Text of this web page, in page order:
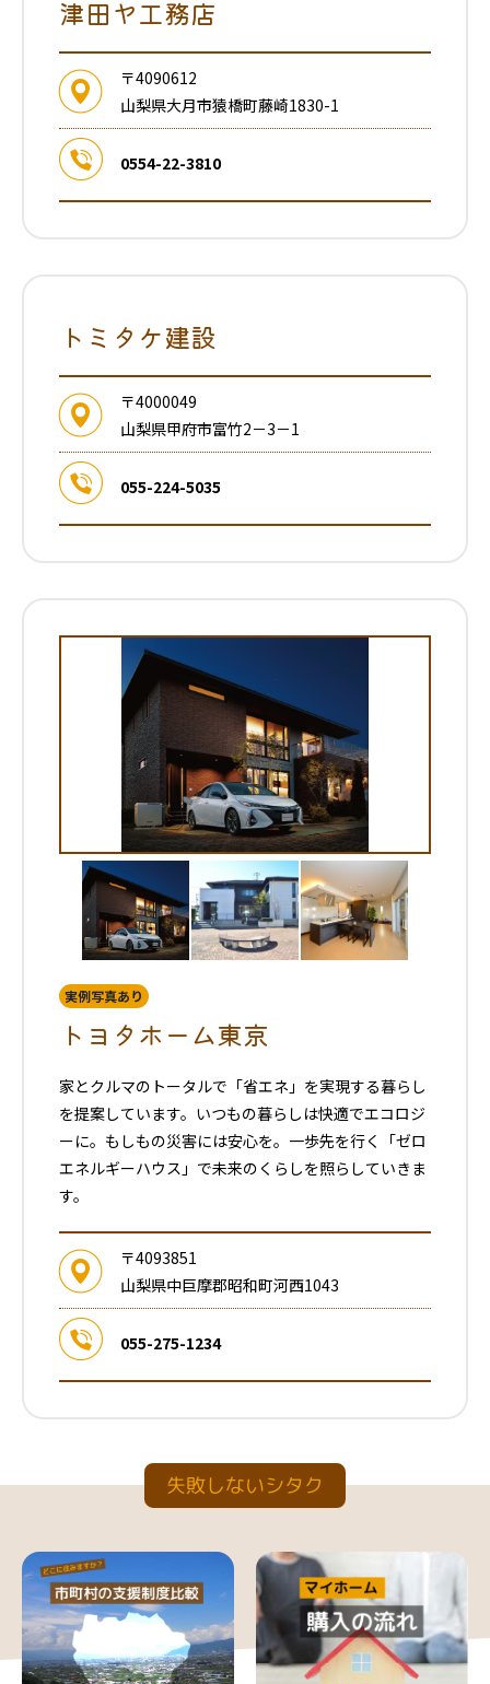
津田ヤ工務店
〒4090612
山梨県大月市猿橋町藤崎1830-1
0554-22-3810
トミタケ建設
〒4000049
山梨県甲府市富竹2－3－1
055-224-5035
実例写真あり
トヨタホーム東京
家とクルマのトータルで「省エネ」を実現する暮らし
を提案しています。いつもの暮らしは快適でエコロジ
ーに。もしもの災害には安心を。一歩先を行く「ゼロ
エネルギーハウス」で未来のくらしを照らしていきま
す。
〒4093851
山梨県中巨摩郡昭和町河西1043
055-275-1234
失敗しないシタク